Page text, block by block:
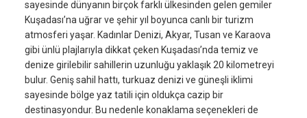
sayesinde dünyanın birçok farklı ülkesinden gelen gemiler
Kuşadası’na uğrar ve şehir yıl boyunca canlı bir turizm
atmosferi yaşar. Kadınlar Denizi, Akyar, Tusan ve Karaova
gibi ünlü plajlarıyla dikkat çeken Kuşadası’nda temiz ve
denize girilebilir sahillerin uzunluğu yaklaşık 20 kilometreyi
bulur. Geniş sahil hattı, turkuaz denizi ve güneşli iklimi
sayesinde bölge yaz tatili için oldukça cazip bir
destinasyondur. Bu nedenle konaklama seçenekleri de